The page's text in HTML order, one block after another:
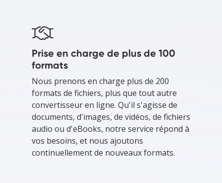
Prise en charge de plus de 100
formats
Nous prenons en charge plus de 200
formats de fichiers, plus que tout autre
convertisseur en ligne. Qu'il s'agisse de
documents, d'images, de vidéos, de fichiers
audio ou d'eBooks, notre service répond à
vos besoins, et nous ajoutons
continuellement de nouveaux formats.